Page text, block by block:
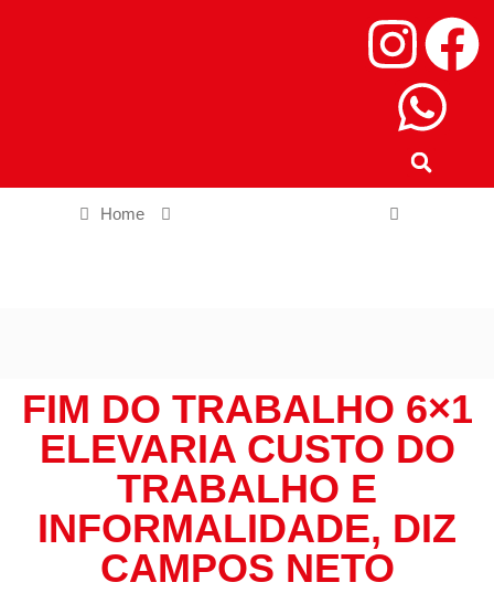
Home
FIM DO TRABALHO 6×1
ELEVARIA CUSTO DO
TRABALHO E
INFORMALIDADE, DIZ
CAMPOS NETO